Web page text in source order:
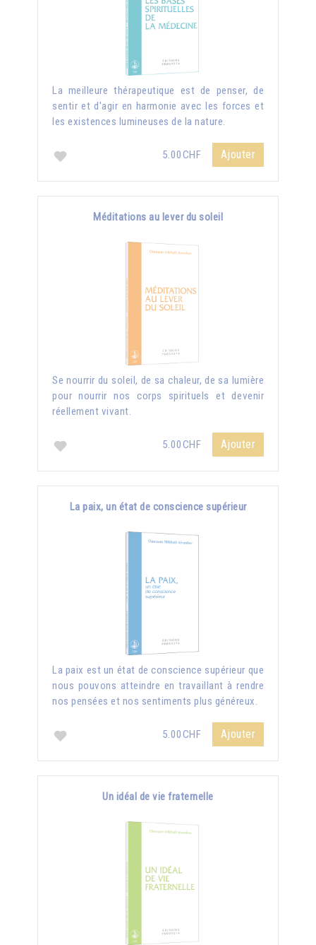
La meilleure thérapeutique est de penser, de
sentir et d'agir en harmonie avec les forces et
les existences lumineuses de la nature.
5.00CHF Ajouter
Méditations au lever du soleil
Se nourrir du soleil, de sa chaleur, de sa lumière
pour nourrir nos corps spirituels et devenir
réellement vivant.
5.00CHF Ajouter
La paix, un état de conscience supérieur
La paix est un état de conscience supérieur que
nous pouvons atteindre en travaillant à rendre
nos pensées et nos sentiments plus généreux.
5.00CHF Ajouter
Un idéal de vie fraternelle